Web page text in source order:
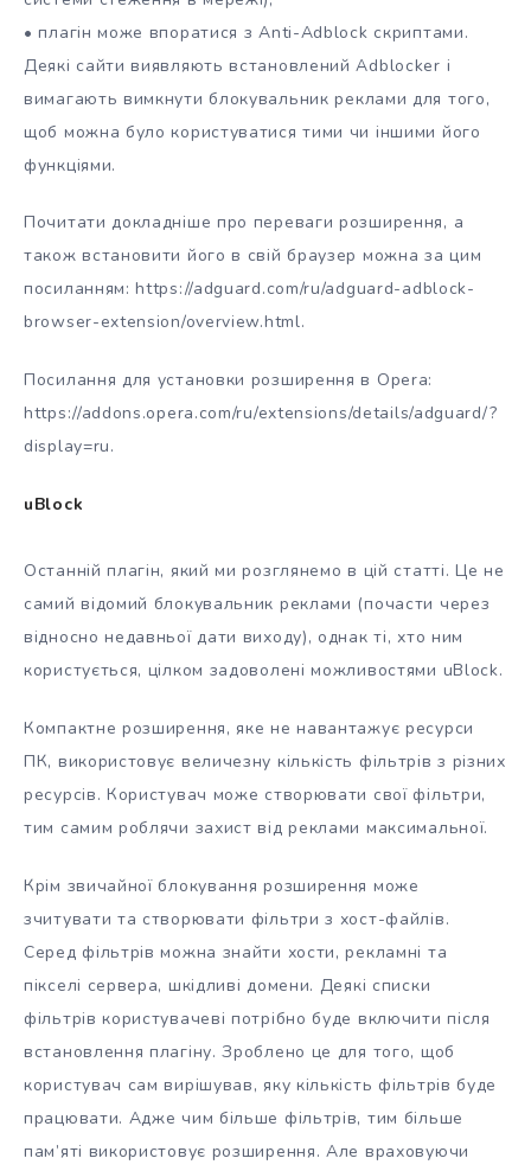
• плагін може впоратися з Anti-Adblock скриптами.
Деякі сайти виявляють встановлений Adblocker і
вимагають вимкнути блокувальник реклами для того,
щоб можна було користуватися тими чи іншими його
функціями.
Почитати докладніше про переваги розширення, а
також встановити його в свій браузер можна за цим
посиланням: https://adguard.com/ru/adguard-adblock-
browser-extension/overview.html.
Посилання для установки розширення в Opera:
https://addons.opera.com/ru/extensions/details/adguard/?
display=ru.
uBlock
Останній плагін, який ми розглянемо в цій статті. Це не
самий відомий блокувальник реклами (почасти через
відносно недавньої дати виходу), однак ті, хто ним
користується, цілком задоволені можливостями uBlock.
Компактне розширення, яке не навантажує ресурси
ПК, використовує величезну кількість фільтрів з різних
ресурсів. Користувач може створювати свої фільтри,
тим самим роблячи захист від реклами максимальної.
Крім звичайної блокування розширення може
зчитувати та створювати фільтри з хост-файлів.
Серед фільтрів можна знайти хости, рекламні та
пікселі сервера, шкідливі домени. Деякі списки
фільтрів користувачеві потрібно буде включити після
встановлення плагіну. Зроблено це для того, щоб
користувач сам вирішував, яку кількість фільтрів буде
працювати. Адже чим більше фільтрів, тим більше
пам’яті використовує розширення. Але враховуючи